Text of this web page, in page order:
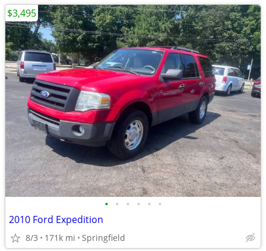
• • • • • •
2010 Ford Expedition
8/3 171k mi Springfield
$3,495